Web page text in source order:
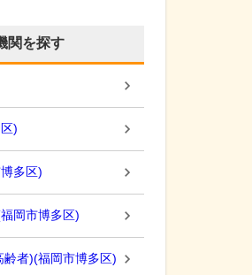
関を探す
)
多区)
福岡市博多区)
齢者)(福岡市博多区)